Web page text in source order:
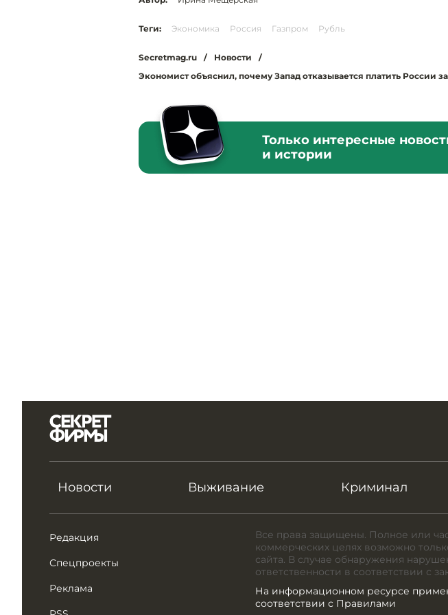
Теги: Экономика Россия Газпром Рубль
Secretmag.ru / Новости
/
Экономист объяснил, почему Запад отказывается платить России за
Только интересные
и истории
Новости Выживание Криминал
Редакция
Спецпроекты
Реклама
Все права защищены. Полное или
коммерческих целях возможно
сайта. В случае обнаружения
ответственности в соответствии с
На информационном ресурсе
соответствии с Правилами